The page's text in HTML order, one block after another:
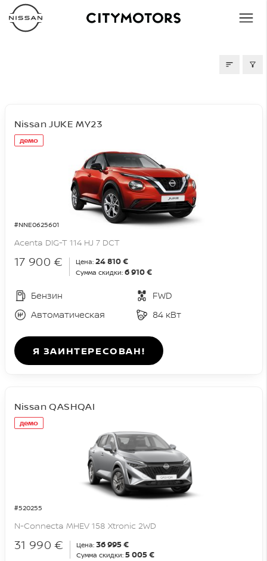
демо
#NNE0625601
Nissan JUKE MY23
Acenta DIG-T 114 HJ 7 DCT
17 900 € Цена: 24 810 €
Сумма скидки: 6 910 €
Бензин
FWD
Автоматическая
84 кВт
Я ЗАИНТЕРЕСОВАН!
демо
#520255
Nissan QASHQAI
N-Connecta MHEV 158 Xtronic 2WD
31 990 € Цена: 36 995 €
Сумма скидки: 5 005 €